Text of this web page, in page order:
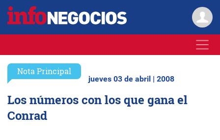
Nota Principal
jueves 03 de abril | 2008
Los números con los que gana el
Conrad